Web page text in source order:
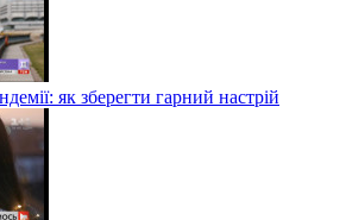
як зберегти гарний настрій